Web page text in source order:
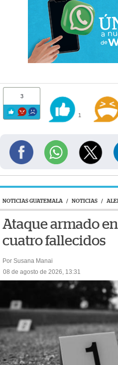
3
1
NOTICIAS GUATEMALA / NOTICIAS /
Ataque armado
cuatro fallecidos
Por Susana Manai
08 de agosto de 2026, 13:31